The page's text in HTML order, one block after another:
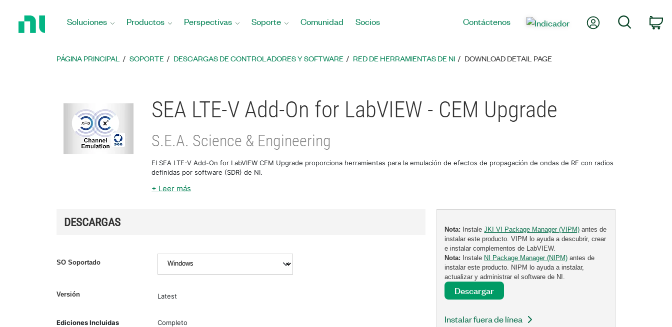
Soluciones Productos Perspectivas Soporte Comunidad Socios Contáctenos Mi cuenta Búsqueda
PÁGINA PRINCIPAL SOPORTE DESCARGAS DE CONTROLADORES Y SOFTWARE RED DE HERRAMIENTAS DE NI DOWNLOAD DETAIL PAGE
SEA LTE-V Add-On for LabVIEW - CEM Upgrade
S.E.A. Science & Engineering
El SEA LTE-V Add-On for LabVIEW CEM Upgrade proporciona herramientas para la emulación de efectos de propagación de ondas de RF con radios
definidas por software (SDR) de NI.
+ Leer más
DESCARGAS
SO Soportado
Versión Latest
Ediciones Incluidas Completo
Nota: InstaleJKI VI Package Manager (VIPM) antes de
instalar este producto. VIPM lo ayuda a descubrir, crear
e instalar complementos de LabVIEW.
Nota: Instale NI Package Manager (NIPM) antes de
instalar este producto. NIPM lo ayuda a instalar,
actualizar y administrar el software de NI.
Descargar
Instalar fuera de línea